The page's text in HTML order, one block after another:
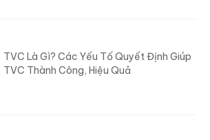
TVC Là Gì? Các Yếu Tố Quyết Định Giúp
TVC Thành Công, Hiệu Quả